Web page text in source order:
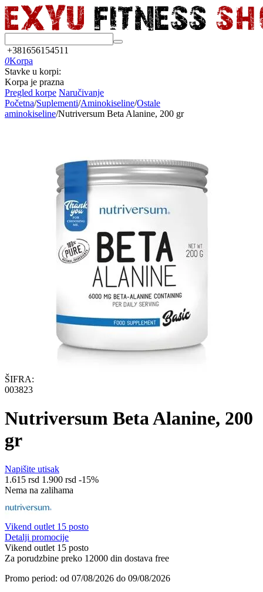
+381656154511
0Korpa
Stavke u korpi:
Korpa je prazna
Pregled korpe Naručivanje
Početna/Suplementi/Aminokiseline/Ostale
aminokiseline/Nutriversum Beta Alanine, 200 gr
ŠIFRA:
003823
Nutriversum Beta Alanine, 200
gr
Napišite utisak
1.615 rsd 1.900 rsd -15%
Nema na zalihama
Vikend outlet 15 posto
Detalji promocije
Vikend outlet 15 posto
Za porudzbine preko 12000 din dostava free
Promo period: od 07/08/2026 do 09/08/2026